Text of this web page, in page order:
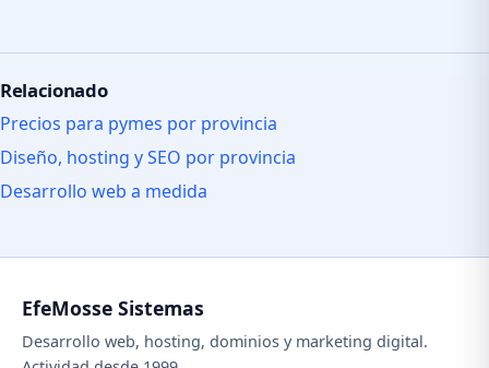
Relacionado
Precios para pymes por provincia
Diseño, hosting y SEO por provincia
Desarrollo web a medida
EfeMosse Sistemas
Desarrollo web, hosting, dominios y marketing digital.